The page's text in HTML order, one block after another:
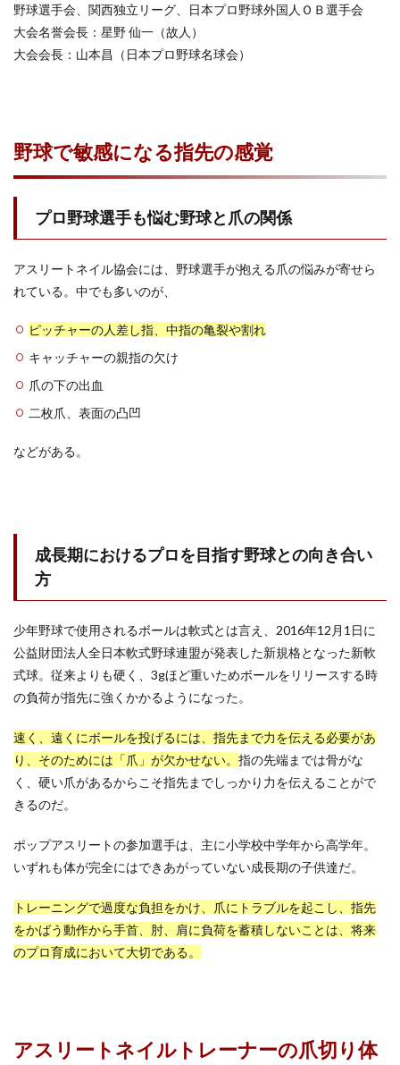
野球選手会、関西独立リーグ、日本プロ野球外国人ＯＢ選手会
大会名誉会長：星野 仙一（故人）
大会会長：山本昌（日本プロ野球名球会）
野球で敏感になる指先の感覚
プロ野球選手も悩む野球と爪の関係
アスリートネイル協会には、野球選手が抱える爪の悩みが寄せら
れている。中でも多いのが、
ピッチャーの人差し指、中指の亀裂や割れ
キャッチャーの親指の欠け
爪の下の出血
二枚爪、表面の凸凹
などがある。
成長期におけるプロを目指す野球との向き合い
方
少年野球で使用されるボールは軟式とは言え、2016年12月1日に
公益財団法人全日本軟式野球連盟が発表した新規格となった新軟
式球。従来よりも硬く、3gほど重いためボールをリリースする時
の負荷が指先に強くかかるようになった。
速く、遠くにボールを投げるには、指先まで力を伝える必要があ
り、そのためには「爪」が欠かせない。 指の先端までは骨がな
く、硬い爪があるからこそ指先までしっかり力を伝えることがで
きるのだ。
ポップアスリートの参加選手は、主に小学校中学年から高学年。
いずれも体が完全にはできあがっていない成長期の子供達だ。
トレーニングで過度な負担をかけ、爪にトラブルを起こし、指先
をかばう動作から手首、肘、肩に負荷を蓄積しないことは、将来
のプロ育成において大切である。
アスリートネイルトレーナーの爪切り体